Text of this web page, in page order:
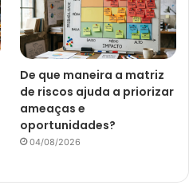
De que maneira a matriz
de riscos ajuda a priorizar
ameaças e
oportunidades?
04/08/2026